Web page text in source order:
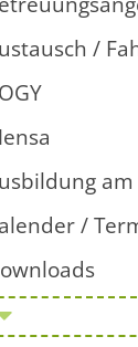
/
am
/